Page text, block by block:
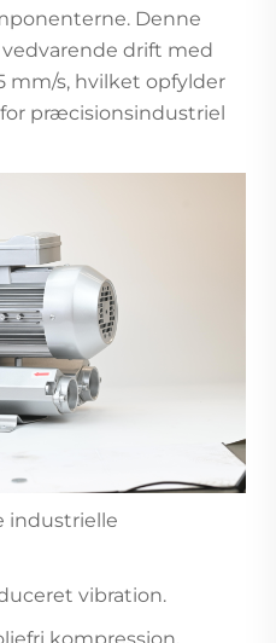
Denne
drift med
mm/s, hvilket opfylder
for præcisionsindustriel
industrielle
vibration.
kompression,